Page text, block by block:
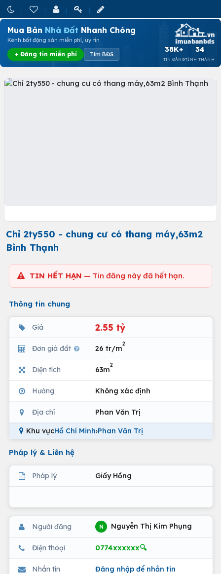
Mua Bán Nhà Đất Nhanh Chóng
Kênh bất động sản miễn phí, uy tín
+ Đăng tin miễn phí Tìm BĐS
38K+
TIN ĐĂNG
34
TỈNH THÀNH
Chỉ 2ty550 - chung cư có thang máy,63m2
Bình Thạnh
TIN HẾT HẠN — Tin đăng này đã hết hạn.
Thông tin chung
Giá 2.55 tỷ
Đơn giá đất 26 tr/m
2
Diện tích 63m
2
Hướng Không xác định
Địa chỉ Phan Văn Trị
Khu vựcHồ Chí Minh›Phan Văn Trị
Pháp lý & Liên hệ
Pháp lý Giấy Hồng
Người đăng N Nguyễn Thị Kim Phụng
Điện thoại 0774xxxxxx🔍
Nhắn tin Đăng nhập để nhắn tin